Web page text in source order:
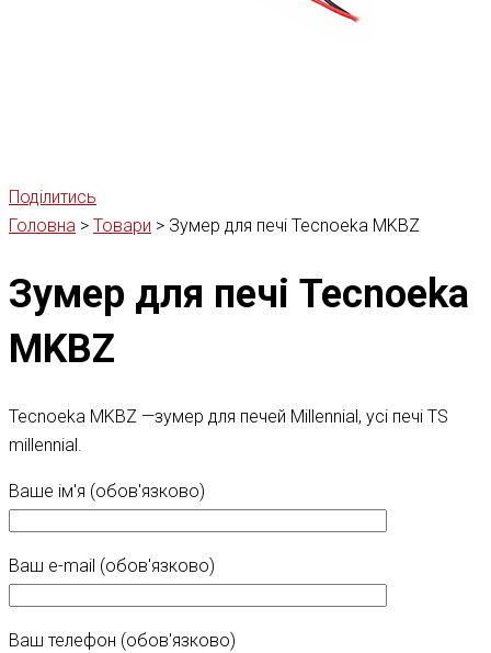
Поділитись
Головна > Товари > Зумер для печі Tecnoeka MKBZ
Зумер для печі Tecnoeka
MKBZ
Tecnoeka MKBZ —зумер для печей Millennial, усі печі TS
millennial.
Ваше ім'я (обов'язково)
Ваш e-mail (обов'язково)
Ваш телефон (обов'язково)